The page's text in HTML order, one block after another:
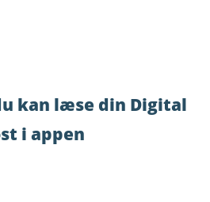
kan læse din Digital
i appen